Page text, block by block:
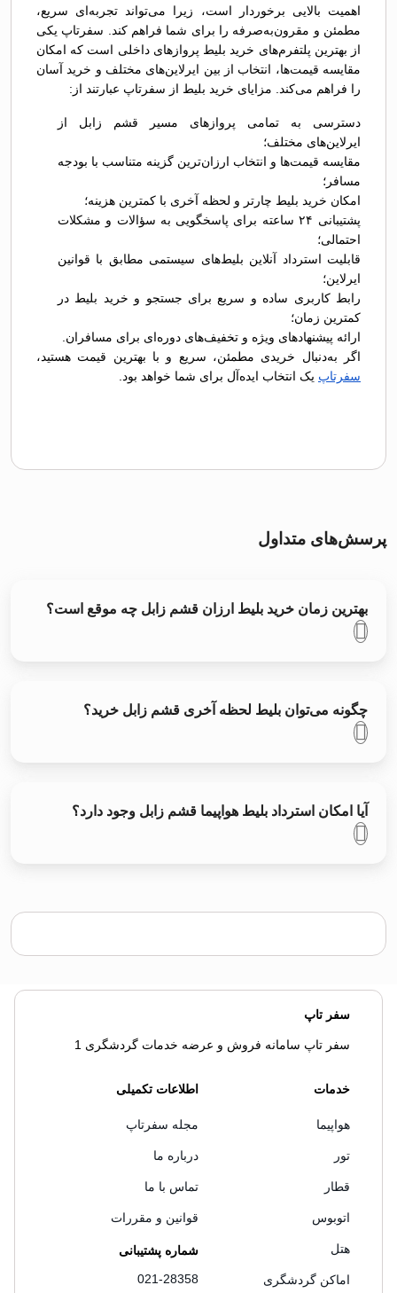
اهمیت بالایی برخوردار است، زیرا می‌تواند تجربه‌ای سریع،
مطمئن و مقرون‌به‌صرفه را برای شما فراهم کند. سفرتاپ یکی
از بهترین پلتفرم‌های خرید بلیط پروازهای داخلی است که امکان
مقایسه قیمت‌ها، انتخاب از بین ایرلاین‌های مختلف و خرید آسان
را فراهم می‌کند. مزایای خرید بلیط از سفرتاپ عبارتند از:
دسترسی به تمامی پروازهای مسیر قشم زابل از
ایرلاین‌های مختلف؛
مقایسه قیمت‌ها و انتخاب ارزان‌ترین گزینه متناسب با بودجه
مسافر؛
امکان خرید بلیط چارتر و لحظه آخری با کمترین هزینه؛
پشتیبانی ۲۴ ساعته برای پاسخگویی به سؤالات و مشکلات
احتمالی؛
قابلیت استرداد آنلاین بلیط‌های سیستمی مطابق با قوانین
ایرلاین؛
رابط کاربری ساده و سریع برای جستجو و خرید بلیط در
کمترین زمان؛
ارائه پیشنهادهای ویژه و تخفیف‌های دوره‌ای برای مسافران.
اگر به‌دنبال خریدی مطمئن، سریع و با بهترین قیمت هستید،
سفرتاپ یک انتخاب ایده‌آل برای شما خواهد بود.
پرسش‌های متداول
بهترین زمان خرید بلیط ارزان قشم زابل چه موقع است؟
چگونه می‌توان بلیط لحظه آخری قشم زابل خرید؟
آیا امکان استرداد بلیط هواپیما قشم زابل وجود دارد؟
سفر تاپ
سفر تاپ سامانه فروش و عرضه خدمات گردشگری 1
خدمات
هواپیما
تور
قطار
اتوبوس
هتل
اماکن گردشگری
اطلاعات تکمیلی
مجله سفرتاپ
درباره ما
تماس با ما
قوانین و مقررات
شماره پشتیبانی
021-28358